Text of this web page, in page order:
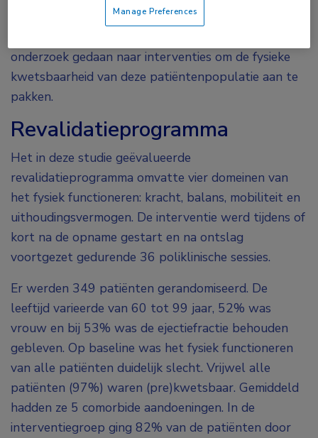
slechte kwaliteit van leven, herstellen langzamer en
onderzoek gedaan naar interventies om de fysieke
kwetsbaarheid van deze patiëntenpopulatie aan te
pakken.
Revalidatieprogramma
Het in deze studie geëvalueerde
revalidatieprogramma omvatte vier domeinen van
het fysiek functioneren: kracht, balans, mobiliteit en
uithoudingsvermogen. De interventie werd tijdens of
kort na de opname gestart en na ontslag
voortgezet gedurende 36 poliklinische sessies.
Er werden 349 patiënten gerandomiseerd. De
leeftijd varieerde van 60 tot 99 jaar, 52% was
vrouw en bij 53% was de ejectiefractie behouden
gebleven. Op baseline was het fysiek functioneren
van alle patiënten duidelijk slecht. Vrijwel alle
patiënten (97%) waren (pre)kwetsbaar. Gemiddeld
hadden ze 5 comorbide aandoeningen. In de
interventiegroep ging 82% van de patiënten door
Manage Preferences